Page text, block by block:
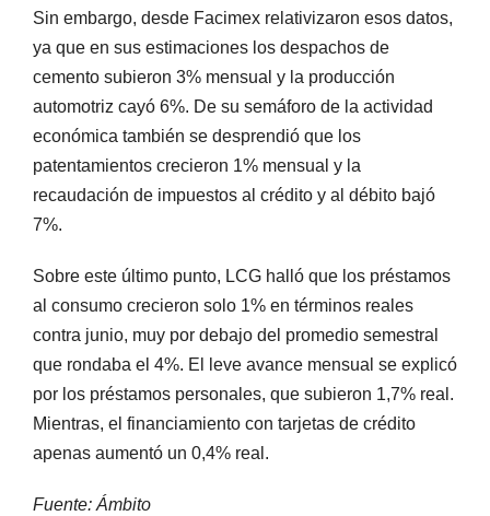
Sin embargo, desde Facimex relativizaron esos datos,
ya que en sus estimaciones los despachos de
cemento subieron 3% mensual y la producción
automotriz cayó 6%. De su semáforo de la actividad
económica también se desprendió que los
patentamientos crecieron 1% mensual y la
recaudación de impuestos al crédito y al débito bajó
7%.
Sobre este último punto, LCG halló que los préstamos
al consumo crecieron solo 1% en términos reales
contra junio, muy por debajo del promedio semestral
que rondaba el 4%. El leve avance mensual se explicó
por los préstamos personales, que subieron 1,7% real.
Mientras, el financiamiento con tarjetas de crédito
apenas aumentó un 0,4% real.
Fuente: Ámbito